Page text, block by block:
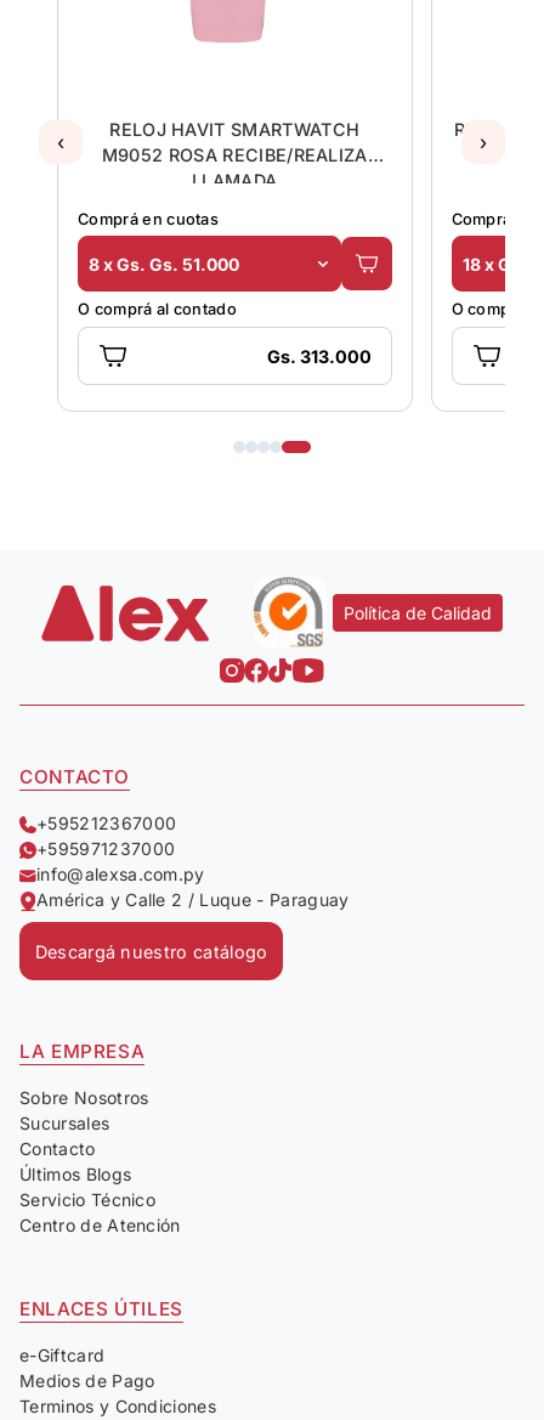
RELOJ HAVIT SMARTWATCH
M9052 ROSA RECIBE/REALIZA
LLAMADA
Comprá en cuotas
8 x Gs. Gs. 51.000
O comprá al contado
Gs. 313.000
RELOJ
Comprá en
18 x Gs.
O comprá
‹ ›
Política de Calidad
CONTACTO
+595212367000
+595971237000
info@alexsa.com.py
América y Calle 2 / Luque - Paraguay
Descargá nuestro catálogo
LA EMPRESA
Sobre Nosotros
Sucursales
Contacto
Últimos Blogs
Servicio Técnico
Centro de Atención
ENLACES ÚTILES
e-Giftcard
Medios de Pago
Terminos y Condiciones